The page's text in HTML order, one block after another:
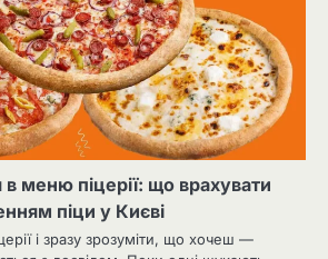
в меню піцерії: що врахувати
піци у Києві
і зразу зрозуміти, що хочеш —